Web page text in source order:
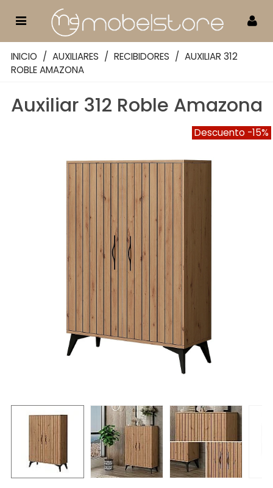
INICIO / AUXILIARES / RECIBIDORES / AUXILIAR 312
ROBLE AMAZONA
Auxiliar 312 Roble Amazona
Descuento -15%